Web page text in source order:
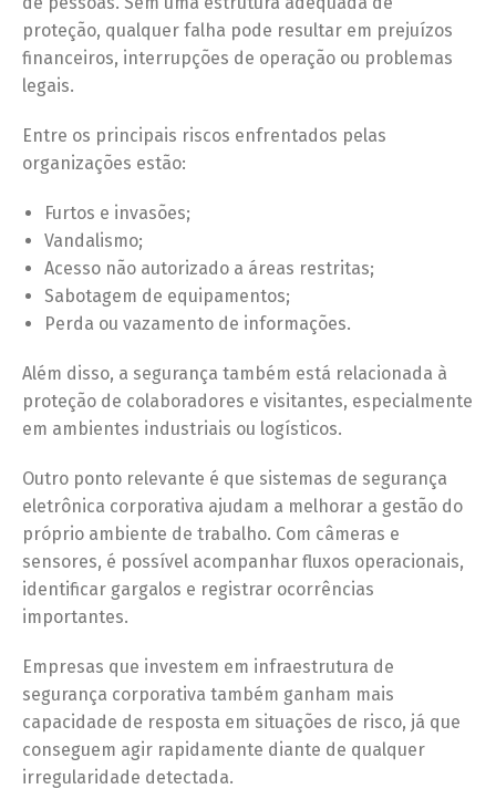
proteção, qualquer falha pode resultar em prejuízos
financeiros, interrupções de operação ou problemas
legais.
Entre os principais riscos enfrentados pelas
organizações estão:
Furtos e invasões;
Vandalismo;
Acesso não autorizado a áreas restritas;
Sabotagem de equipamentos;
Perda ou vazamento de informações.
Além disso, a segurança também está relacionada à
proteção de colaboradores e visitantes, especialmente
em ambientes industriais ou logísticos.
Outro ponto relevante é que sistemas de segurança
eletrônica corporativa ajudam a melhorar a gestão do
próprio ambiente de trabalho. Com câmeras e
sensores, é possível acompanhar fluxos operacionais,
identificar gargalos e registrar ocorrências
importantes.
Empresas que investem em infraestrutura de
segurança corporativa também ganham mais
capacidade de resposta em situações de risco, já que
conseguem agir rapidamente diante de qualquer
irregularidade detectada.